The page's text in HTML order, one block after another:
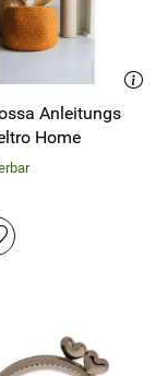
Anleitungs
Home